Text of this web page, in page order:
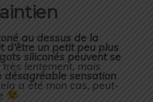
au dessus de la
d’être un petit peu plus
siliconés peuvent se
très lentement, mais
désagréable sensation
a été mon cas, peut-